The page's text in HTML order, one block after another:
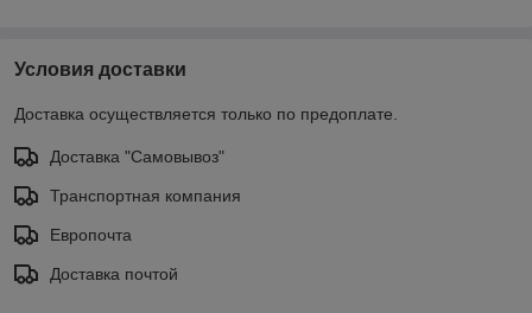
Условия доставки
Доставка осуществляется только по предоплате.
Доставка "Самовывоз"
Транспортная компания
Европочта
Доставка почтой